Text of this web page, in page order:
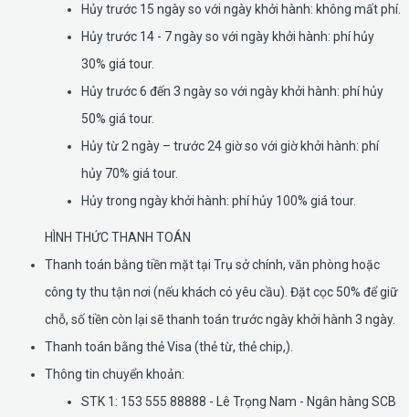
Hủy trước 15 ngày so với ngày khởi hành: không mất phí.
Hủy trước 14 - 7 ngày so với ngày khởi hành: phí hủy
30% giá tour.
Hủy trước 6 đến 3 ngày so với ngày khởi hành: phí hủy
50% giá tour.
Hủy từ 2 ngày – trước 24 giờ so với giờ khởi hành: phí
hủy 70% giá tour.
Hủy trong ngày khởi hành: phí hủy 100% giá tour.
HÌNH THỨC THANH TOÁN
Thanh toán bằng tiền mặt tại Trụ sở chính, văn phòng hoặc
công ty thu tận nơi (nếu khách có yêu cầu). Đặt cọc 50% để giữ
chỗ, số tiền còn lại sẽ thanh toán trước ngày khởi hành 3 ngày.
Thanh toán bằng thẻ Visa (thẻ từ, thẻ chip,).
Thông tin chuyển khoản:
STK 1: 153 555 88888 - Lê Trọng Nam - Ngân hàng SCB